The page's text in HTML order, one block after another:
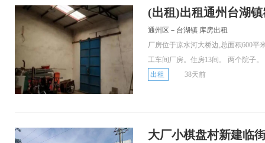
(出租)出租通州台湖
通州区－台湖镇 库房出租
厂房位于凉水河大桥边,总面积600平
工车间厂房。住房13间。 两个院子。
出租
38天前
大厂小棋盘村新建临